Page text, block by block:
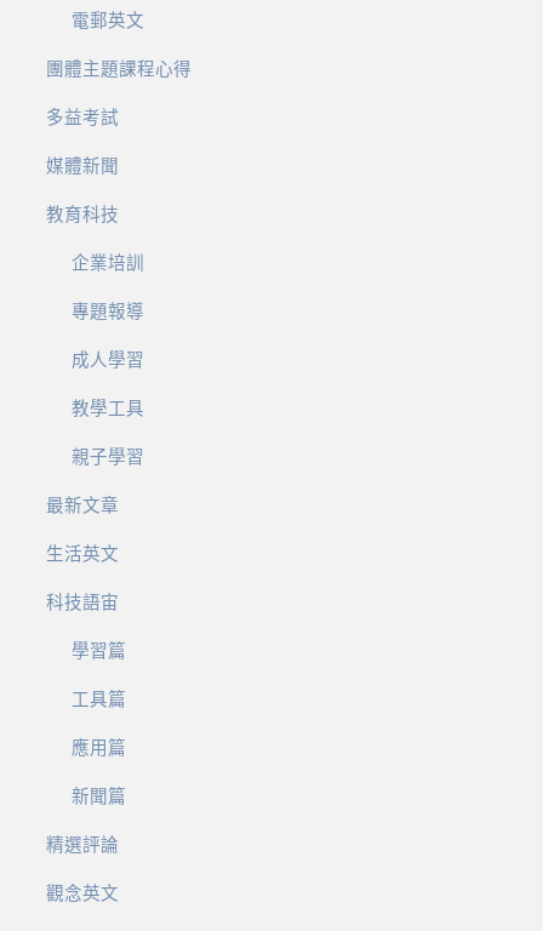
電郵英文
團體主題課程心得
多益考試
媒體新聞
教育科技
企業培訓
專題報導
成人學習
教學工具
親子學習
最新文章
生活英文
科技語宙
學習篇
工具篇
應用篇
新聞篇
精選評論
觀念英文